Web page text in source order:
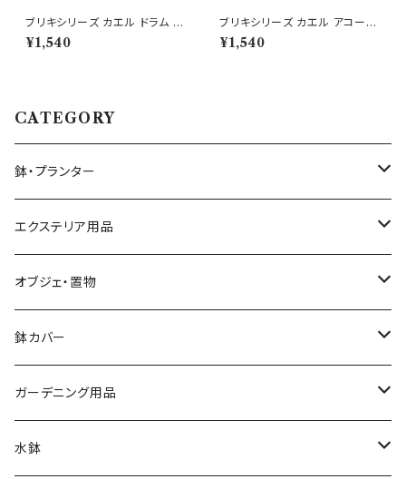
ブリキシリーズ カエル ドラム ブ
リキ ガーデニング 置物
¥1,540
ブリキシリーズ カエル アコーデ
ィオン ブリキ 置物 楽器
¥1,540
CATEGORY
鉢・プランター
大きさ ミニ鉢 5号以下
大きさ 中鉢 6号～8号
大きさ 大鉢 9号以上
素材 テラコッタ
素材 セメント・ファイバー
エクステリア用品
プランタースタンド・花台
椅子・チェア型
自転車・三輪車型
ガーデンフェンス・柵
ウォールデコ・壁掛け
素材 アイアン・鉄製
ピック・トレリス
オブジェ・置物
動物・アニマル
キャラクター
素材 レジン樹脂
鉢カバー
大きさ 5号以下
大きさ 6～8号
ガーデニング用品
ガーデンバスケット ハーベストバスケット
水鉢